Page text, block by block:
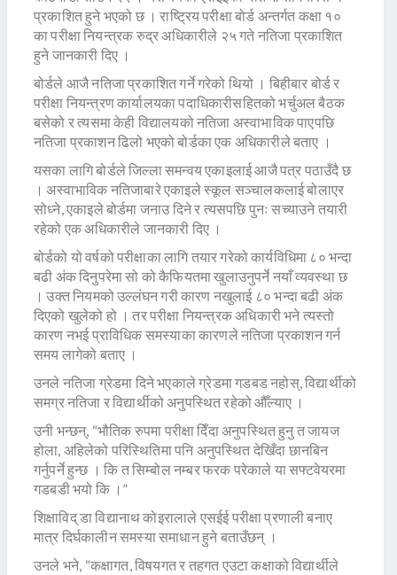
प्रकाशित हुने भएको छ । राष्ट्रिय परीक्षा बोर्ड अन्तर्गत कक्षा १०
का परीक्षा नियन्त्रक रुद्र अधिकारीले २५ गते नतिजा प्रकाशित
हुने जानकारी दिए ।
बोर्डले आजै नतिजा प्रकाशित गर्ने गरेको थियो । बिहीबार बोर्ड र
परीक्षा नियन्त्रण कार्यालयका पदाधिकारीसहितको भर्चुअल बैठक
बसेको र त्यसमा केही विद्यालयको नतिजा अस्वाभाविक पाएपछि
नतिजा प्रकाशन ढिलो भएको बोर्डका एक अधिकारीले बताए ।
यसका लागि बोर्डले जिल्ला समन्वय एकाइलाई आजै पत्र पठाउँदै छ
। अस्वाभाविक नतिजाबारे एकाइले स्कूल सञ्चालकलाई बोलाएर
सोध्ने, एकाइले बोर्डमा जनाउ दिने र त्यसपछि पुनः सच्याउने तयारी
रहेको एक अधिकारीले जानकारी दिए ।
बोर्डको यो वर्षको परीक्षाका लागि तयार गरेको कार्यविधिमा ८० भन्दा
बढी अंक दिनुपरेमा सो को कैफियतमा खुलाउनुपर्ने नयाँ व्यवस्था छ
। उक्त नियमको उल्लंघन गरी कारण नखुलाई ८० भन्दा बढी अंक
दिएको खुलेको हो । तर परीक्षा नियन्त्रक अधिकारी भने त्यस्तो
कारण नभई प्राविधिक समस्याका कारणले नतिजा प्रकाशन गर्न
समय लागेको बताए ।
उनले नतिजा ग्रेडमा दिने भएकाले ग्रेडमा गडबड नहोस्, विद्यार्थीको
समग्र नतिजा र विद्यार्थीको अनुपस्थित रहेको औँल्याए ।
उनी भन्छन्, “भौतिक रुपमा परीक्षा दिँदा अनुपस्थित हुनु त जायज
होला, अहिलेको परिस्थितिमा पनि अनुपस्थित देखिँदा छानबिन
गर्नुपर्ने हुन्छ । कि त सिम्बोल नम्बर फरक परेकाले या सफ्टवेयरमा
गडबडी भयो कि ।”
शिक्षाविद् डा विद्यानाथ कोइरालाले एसईई परीक्षा प्रणाली बनाए
मात्र दिर्घकालीन समस्या समाधान हुने बताउँछन् ।
उनले भने, “कक्षागत, विषयगत र तहगत एउटा कक्षाको विद्यार्थीले